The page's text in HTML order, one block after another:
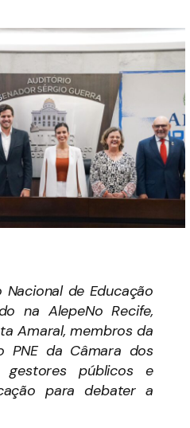
de Educação
na AlepeNo Recife,
Amaral, membros da
PNE da Câmara dos
gestores públicos e
para debater a